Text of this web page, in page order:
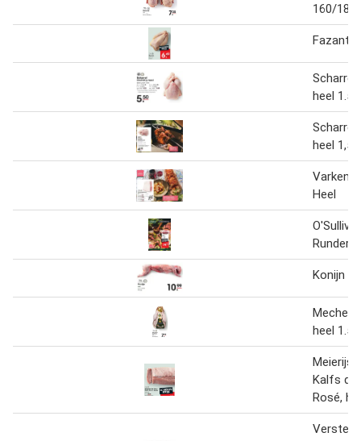
160/180
Fazant
Scharrel
heel 1.5
Scharrel
heel 1,5
Heel
Konijn
heel 1.5
Kalfs
Rosé,